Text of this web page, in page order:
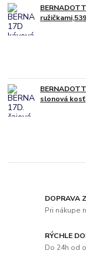
slonová kosť
DOPRAVA
Pri nákupe
RÝCHLE
Do 24h od